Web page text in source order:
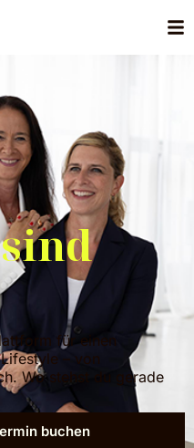
für einen
– von
Wo stehst du gerade
buchen